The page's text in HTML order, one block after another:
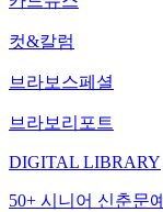
컷&칼럼
브라보스페셜
브라보리포트
DIGITAL LIBRARY
50+ 시니어 신춘문예